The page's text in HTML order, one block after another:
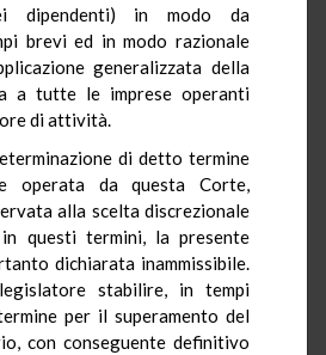
dipendenti) in modo da
brevi ed in modo razionale
generalizzata della
a tutte le imprese operanti
di attività.
di detto termine
operata da questa Corte,
alla scelta discrezionale
questi termini, la presente
dichiarata inammissibile.
stabilire, in tempi
per il superamento del
con conseguente definitivo